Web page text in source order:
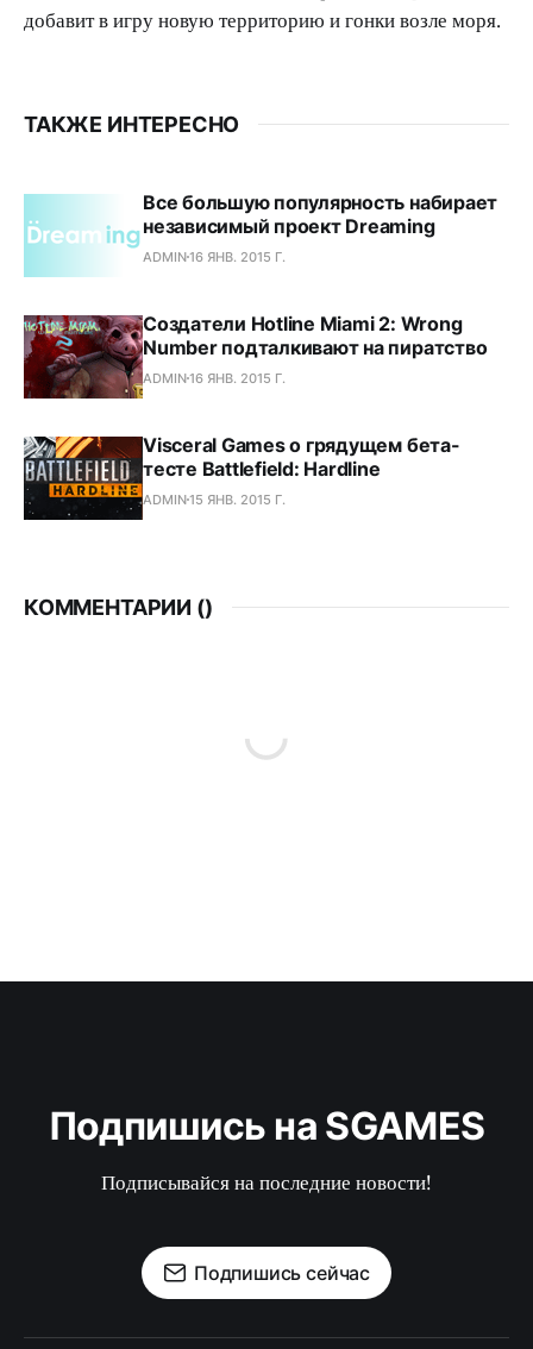
добавит в игру новую территорию и гонки возле моря.
ТАКЖЕ ИНТЕРЕСНО
Все большую популярность набирает
независимый проект Dreaming
ADMIN16 ЯНВ. 2015 Г.
Создатели Hotline Miami 2: Wrong
Number подталкивают на пиратство
ADMIN16 ЯНВ. 2015 Г.
Visceral Games о грядущем бета-
тесте Battlefield: Hardline
ADMIN15 ЯНВ. 2015 Г.
КОММЕНТАРИИ ()
Подпишись на SGAMES
Подписывайся на последние новости!
Подпишись сейчас